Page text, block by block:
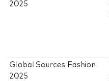
2025
Global Sources Fashion
2025